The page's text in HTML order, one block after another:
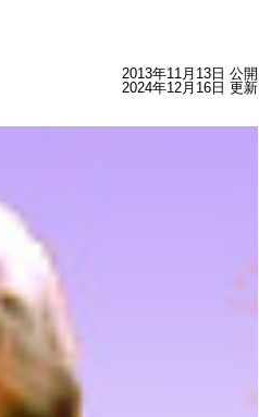
2013年11月13日 公開
2024年12月16日 更新